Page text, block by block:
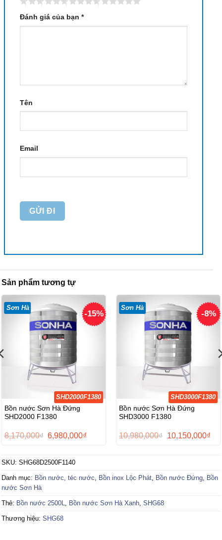
Đánh giá của bạn *
Tên
Email
Sản phẩm tương tự
-15%
Sơn Hà
SHD2000F1380
Bồn nước Sơn Hà Đứng
SHD2000 F1380
8,170,000₫ Giá
8,170,000₫.
6,980,000₫
là:
-8%
Sơn Hà
SHD3000F1380
Bồn nước Sơn Hà Đứng
SHD3000 F1380
10,980,000₫
Giá
10,980,000₫.
10,150,000₫Giá
là:
SKU: SHG68D2500F1140
Danh mục: Bồn nước, téc nước, Bồn inox Lộc Phát, Bồn nước Đứng, Bồn
nước Sơn Hà
Thẻ: Bồn nước 2500L, Bồn nước Sơn Hà Xanh, SHG68
Thương hiệu: SHG68